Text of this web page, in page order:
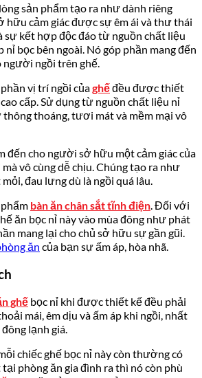
sản phẩm tạo ra như dành riêng
hữu cảm giác được sự êm ái và thư thái
sự kết hợp độc đáo từ nguồn chất liệu
nỉ bọc bên ngoài. Nó góp phần mang đến
người ngồi trên ghế.
vị trí ngồi củaghếđều được thiết
cấp. Sử dụng từ nguồn chất liệu nỉ
thông thoáng, tươi mát và mềm mại vô
đến cho người sở hữu một cảm giác của
vô cùng dễ chịu. Chúng tạo ra như
đau lưng dù là ngồi quá lâu.
bàn ăn chân sắt tĩnh điện. Đối với
ăn bọc nỉ này vào mùa đông như phát
mang lại cho chủ sở hữu sự gần gũi.
ăn của bạn sự ấm áp, hòa nhã.
ghế bọc nỉ khi được thiết kế đều phải
mái, êm dịu và ấm áp khi ngồi, nhất
lạnh giá.
chiếc ghế bọc nỉ này còn thường có
phòng ăn gia đình ra thì nó còn phù